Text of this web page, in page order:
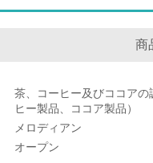
商
茶、コーヒー及びココアの
ヒー製品、ココア製品）
メロディアン
オープン